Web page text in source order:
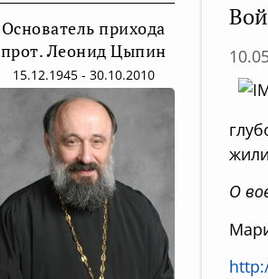
Основатель прихода
прот. Леонид Цыпин
15.12.1945 - 30.10.2010
О